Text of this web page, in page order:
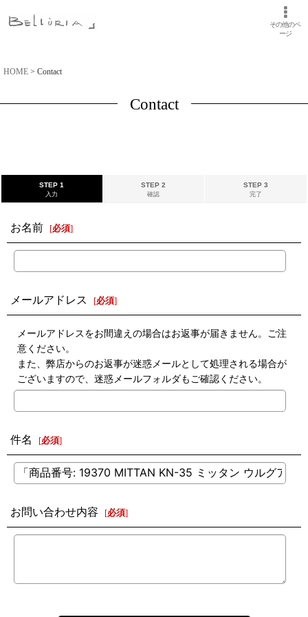
その他のペ
ージ
HOME > Contact
Contact
STEP 1
入力
STEP 2
確認
STEP 3
完了
お名前 [必須]
メールアドレス [必須]
メールアドレスをお間違えの場合はお返事が届きません。ご注
意ください。
また、弊店からのお返事が迷惑メールとして処理される場合が
ございますので、迷惑メールフォルダもご確認ください。
件名 [必須]
お問い合わせ内容 [必須]